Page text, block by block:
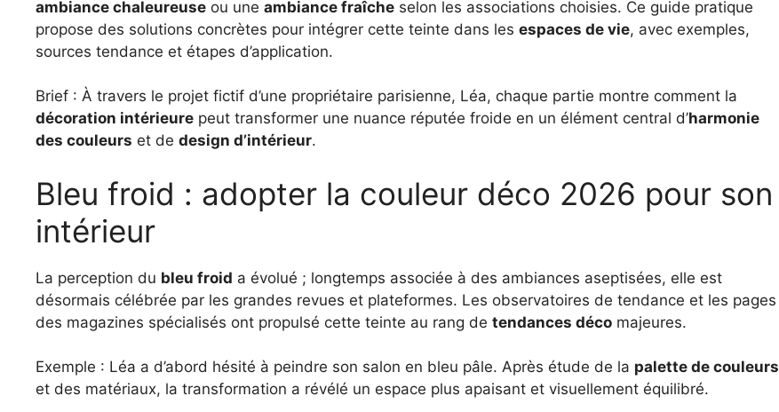
ambiance chaleureuse ou une ambiance fraîche selon les associations choisies. Ce guide pratique
propose des solutions concrètes pour intégrer cette teinte dans les espaces de vie, avec exemples,
sources tendance et étapes d’application.
Brief : À travers le projet fictif d’une propriétaire parisienne, Léa, chaque partie montre comment la
décoration intérieure peut transformer une nuance réputée froide en un élément central d’harmonie
des couleurs et de design d’intérieur.
Bleu froid : adopter la couleur déco 2026 pour son
intérieur
La perception du bleu froid a évolué ; longtemps associée à des ambiances aseptisées, elle est
désormais célébrée par les grandes revues et plateformes. Les observatoires de tendance et les pages
des magazines spécialisés ont propulsé cette teinte au rang de tendances déco majeures.
Exemple : Léa a d’abord hésité à peindre son salon en bleu pâle. Après étude de la palette de couleurs
et des matériaux, la transformation a révélé un espace plus apaisant et visuellement équilibré.